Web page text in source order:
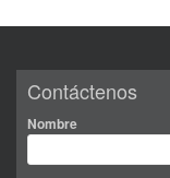
Contáctenos
Nombre